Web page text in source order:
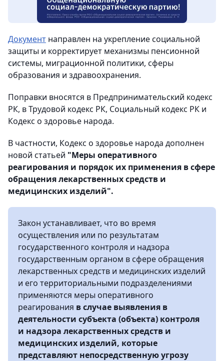
Документ направлен на укрепление социальной
защиты и корректирует механизмы пенсионной
системы, миграционной политики, сферы
образования и здравоохранения.
Поправки вносятся в Предпринимательский кодекс
РК, в Трудовой кодекс РК, Социальный кодекс РК и
Кодекс о здоровье народа.
В частности, Кодекс о здоровье народа дополнен
новой статьей "Меры оперативного
реагирования и порядок их применения в сфере
обращения лекарственных средств и
медицинских изделий".
Закон устанавливает, что во время
осуществления или по результатам
государственного контроля и надзора
государственным органом в сфере обращения
лекарственных средств и медицинских изделий
и его территориальными подразделениями
применяются меры оперативного
реагирования в случае выявления в
деятельности субъекта (объекта) контроля
и надзора лекарственных средств и
медицинских изделий, которые
представляют непосредственную угрозу